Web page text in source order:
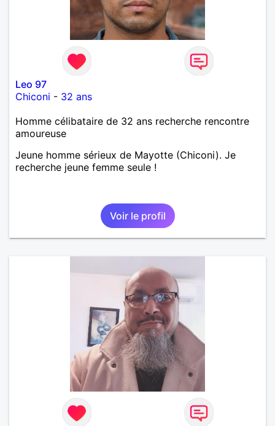
Leo 97
Chiconi - 32 ans
Homme célibataire de 32 ans recherche rencontre
amoureuse
Jeune homme sérieux de Mayotte (Chiconi). Je
recherche jeune femme seule !
Voir le profil